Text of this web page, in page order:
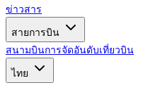
ข่าวสาร
สายการบิน
สนามบินการจัดอันดับเที่ยวบิน
ไทย